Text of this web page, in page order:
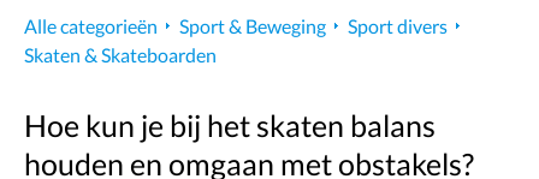
Alle categorieën Sport & Beweging
Sport divers
Skaten & Skateboarden
Hoe kun je bij het skaten balans
houden en omgaan met obstakels?